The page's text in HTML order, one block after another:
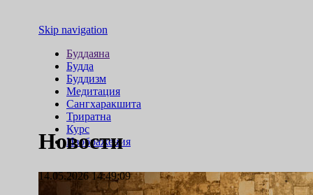
Skip navigation
Буддаяна
Будда
Буддизм
Медитация
Сангхаракшита
Триратна
Курс
Изображения
Новости
14.05.2026 14:49:09